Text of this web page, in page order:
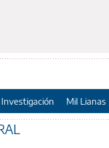
Investigación Mil Lianas